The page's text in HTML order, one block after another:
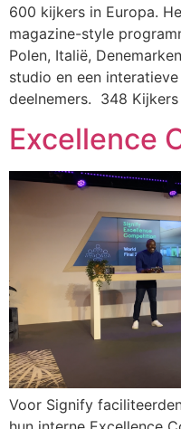
600 kijkers in Europa.
magazine-style
Polen, Italië,
studio en een
deelnemers. 348
Excellence
Voor Signify